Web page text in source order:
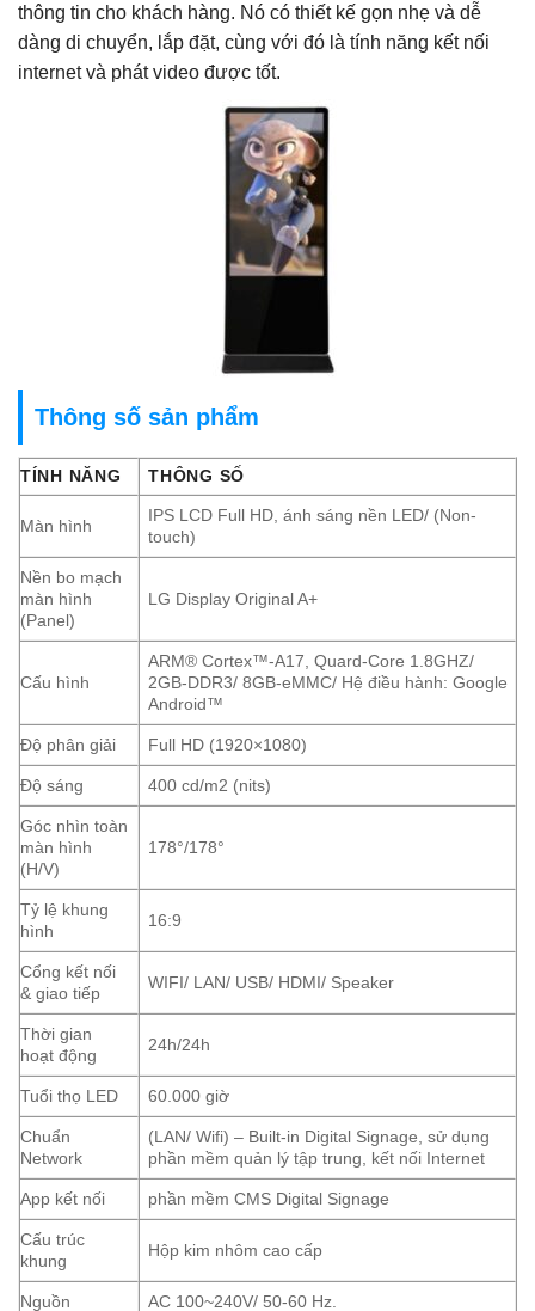
thông tin cho khách hàng. Nó có thiết kế gọn nhẹ và dễ
dàng di chuyển, lắp đặt, cùng với đó là tính năng kết nối
internet và phát video được tốt.
Thông số sản phẩm
TÍNH NĂNG THÔNG SỐ
Màn hình
IPS LCD Full HD, ánh sáng nền LED/ (Non-
touch)
Nền bo mạch
màn hình
(Panel)
LG Display Original A+
Cấu hình
ARM® Cortex™-A17, Quard-Core 1.8GHZ/
2GB-DDR3/ 8GB-eMMC/ Hệ điều hành: Google
Android™
Độ phân giải Full HD (1920×1080)
Độ sáng 400 cd/m2 (nits)
Góc nhìn toàn
màn hình
(H/V)
178°/178°
Tỷ lệ khung
hình
16:9
Cổng kết nối
& giao tiếp
WIFI/ LAN/ USB/ HDMI/ Speaker
Thời gian
hoạt động
24h/24h
Tuổi thọ LED 60.000 giờ
Chuẩn
Network
(LAN/ Wifi) – Built-in Digital Signage, sử dụng
phần mềm quản lý tập trung, kết nối Internet
App kết nối phần mềm CMS Digital Signage
Cấu trúc
khung
Hộp kim nhôm cao cấp
Nguồn AC 100~240V/ 50-60 Hz.